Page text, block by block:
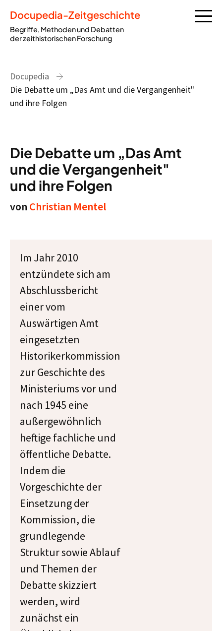
Docupedia-Zeitgeschichte
Begriffe, Methoden und Debatten
der zeithistorischen Forschung
Docupedia
Die Debatte um „Das Amt und die Vergangenheit"
und ihre Folgen
Die Debatte um „Das Amt
und die Vergangenheit"
und ihre Folgen
von Christian Mentel
Im Jahr 2010
entzündete sich am
Abschlussbericht
einer vom
Auswärtigen Amt
eingesetzten
Historikerkommission
zur Geschichte des
Ministeriums vor und
nach 1945 eine
außergewöhnlich
heftige fachliche und
öffentliche Debatte.
Indem die
Vorgeschichte der
Einsetzung der
Kommission, die
grundlegende
Struktur sowie Ablauf
und Themen der
Debatte skizziert
werden, wird
zunächst ein